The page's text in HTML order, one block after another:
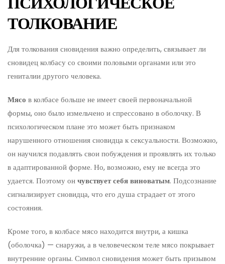
ТОЛКОВАНИЕ
Для толкования сновидения важно определить, связывает ли
сновидец колбасу со своими половыми органами или это
гениталии другого человека.
Мясо в колбасе больше не имеет своей первоначальной
формы, оно было измельчено и спрессовано в оболочку. В
психологическом плане это может быть признаком
нарушенного отношения сновидца к сексуальности. Возможно,
он научился подавлять свои побуждения и проявлять их только
в адаптированной форме. Но, возможно, ему не всегда это
удается. Поэтому ончувствует себя виноватым. Подсознание
сигнализирует сновидца, что его душа страдает от этого
состояния.
Кроме того, в колбасе мясо находится внутри, а кишка
(оболочка) — снаружи, а в человеческом теле мясо покрывает
внутренние органы. Символ сновидения может быть призывом